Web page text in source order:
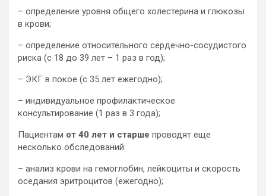
– определение уровня общего холестерина и глюкозы
в крови;
– определение относительного сердечно-сосудистого
риска (с 18 до 39 лет – 1 раз в год);
– ЭКГ в покое (с 35 лет ежегодно);
– индивидуальное профилактическое
консультирование (1 раз в 3 года);
Пациентам от 40 лет и старше проводят еще
несколько обследований:
– анализ крови на гемоглобин, лейкоциты и скорость
оседания эритроцитов (ежегодно);